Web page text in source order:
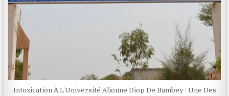
Intoxication À L’Université Alioune Diop De Bambey : Une Des